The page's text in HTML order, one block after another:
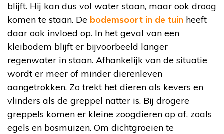
blijft. Hij kan dus vol water staan, maar ook droog
komen te staan. De bodemsoort in de tuin heeft
daar ook invloed op. In het geval van een
kleibodem blijft er bijvoorbeeld langer
regenwater in staan. Afhankelijk van de situatie
wordt er meer of minder dierenleven
aangetrokken. Zo trekt het dieren als kevers en
vlinders als de greppel natter is. Bij drogere
greppels komen er kleine zoogdieren op af, zoals
egels en bosmuizen. Om dichtgroeien te